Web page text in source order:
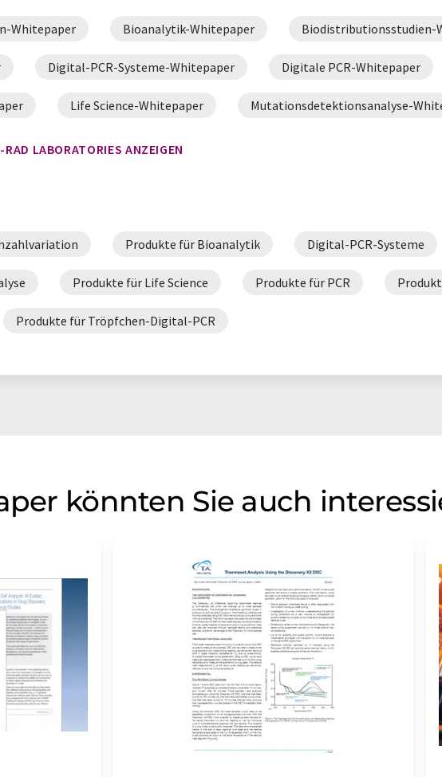
Whitepaper Bioanalytik-Whitepaper Biodistributionsstudien-
Digital-PCR-Systeme-Whitepaper Digitale PCR-Whitepaper
Life Science-Whitepaper Mutationsdetektionsanalyse-
RNA-Analyse-Whitepaper
LABORATORIES ANZEIGEN
Produkte für Bioanalytik Digital-PCR-Systeme
Produkte für Life Science Produkte für PCR
Produkte für Tröpfchen-Digital-PCR
könnten Sie auch